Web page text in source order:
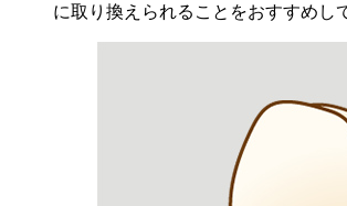
に取り換えられることをおすすめし